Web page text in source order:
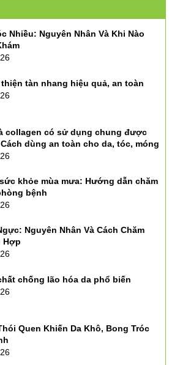
Nhiều: Nguyên Nhân Và Khi Nào
tàn nhang hiệu quả, an toàn
collagen có sử dụng chung được
dùng an toàn cho da, tóc, móng
khỏe mùa mưa: Hướng dẫn chăm
bệnh
Nguyên Nhân Và Cách Chăm
Hợp
chống lão hóa da phổ biến
Quen Khiến Da Khô, Bong Tróc